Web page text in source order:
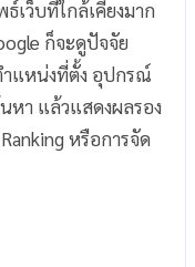
เว็บที่ใกล้เคียงมาก
ก็จะดูปัจจัย
ำแหน่งที่ตั้ง อุปกรณ์
หา แล้วแสดงผลรอง
หรือการจัด